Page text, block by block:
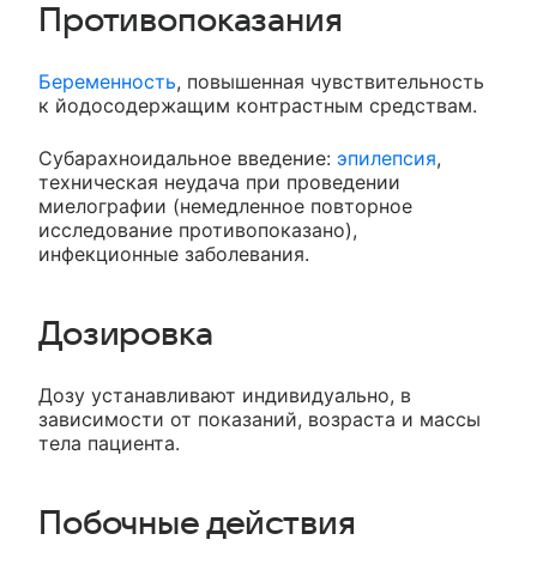
Противопоказания
Беременность, повышенная чувствительность
к йодосодержащим контрастным средствам.
Субарахноидальное введение: эпилепсия,
техническая неудача при проведении
миелографии (немедленное повторное
исследование противопоказано),
инфекционные заболевания.
Дозировка
Дозу устанавливают индивидуально, в
зависимости от показаний, возраста и массы
тела пациента.
Побочные действия